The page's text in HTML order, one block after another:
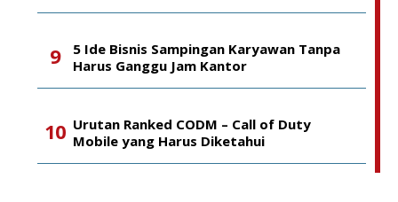
5 Ide Bisnis Sampingan Karyawan Tanpa
Harus Ganggu Jam Kantor
Urutan Ranked CODM – Call of Duty
Mobile yang Harus Diketahui